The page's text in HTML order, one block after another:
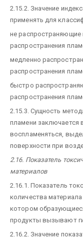
2.15.2. Значение
применять для
не распространяющие
распространения
медленно
распространения
быстро
распространения
2.15.3. Сущность
пламени заключается
воспламеняться,
поверхности при
2.16. Показатель
материалов
2.16.1. Показатель
количества
котором
продукты вызывают
2.16.2. Значение